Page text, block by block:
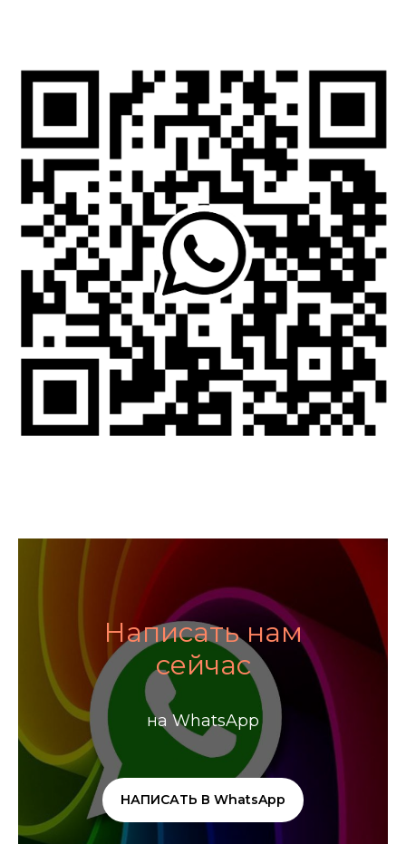
Написать нам
сейчас
на WhatsApp
НАПИСАТЬ В WhatsApp